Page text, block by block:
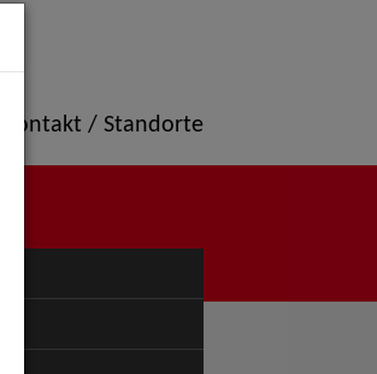
Kontakt / Standorte